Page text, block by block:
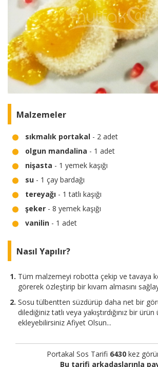
Malzemeler
sıkmalık portakal - 2 adet
olgun mandalina - 1 adet
nişasta - 1 yemek kaşığı
su - 1 çay bardağı
tereyağı - 1 tatlı kaşığı
şeker - 8 yemek kaşığı
vanilin - 1 adet
Nasıl Yapılır?
Tüm malzemeyi robotta çekip ve tavaya
görerek özleştirip bir kıvam almasını
Sosu tülbentten süzdürüp daha net bir
dilediğiniz tatlı veya yakıştırdığınız bir
ekleyebilirsiniz Afiyet Olsun...
Portakal Sos Tarifi 6430 kez
Bu tarifi arkadaşlarınla